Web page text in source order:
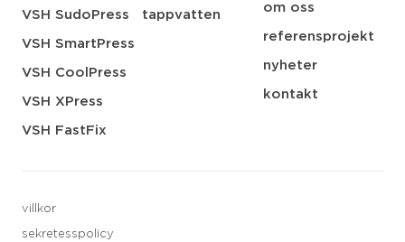
VSH SudoPress
VSH SmartPress
VSH CoolPress
VSH XPress
VSH FastFix
tappvatten
om oss
referensprojekt
nyheter
kontakt
villkor
sekretesspolicy